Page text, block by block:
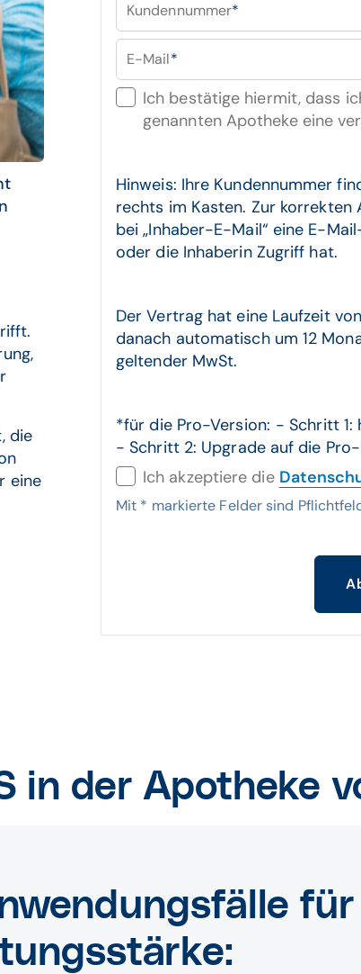
die
eine
Kundennummer*
E-Mail*
Ich bestätige hiermit, dass
genannten Apotheke eine
Hinweis: Ihre Kundennummer
rechts im Kasten. Zur
bei „Inhaber-E-Mail“ eine E-
oder die Inhaberin Zugriff hat.
Der Vertrag hat eine Laufzeit
danach automatisch um 12
geltender MwSt.
*für die Pro-Version: - Schritt 1: hier MediCheck Connect Core buchen
- Schritt 2: Upgrade auf die
Ich akzeptiere die
Mit * markierte Felder sind
in der Apotheke